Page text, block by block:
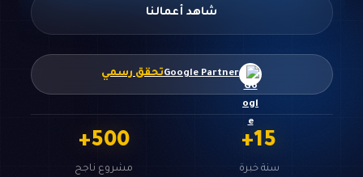
شاهد أعمالنا
Google Partnerتحقق رسمي
15
+
سنة خبرة
500
+
مشروع ناجح